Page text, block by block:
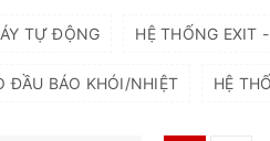
TỰ ĐỘNG HỆ THỐNG EXIT
ĐẦU BÁO KHÓI/NHIỆT HỆ